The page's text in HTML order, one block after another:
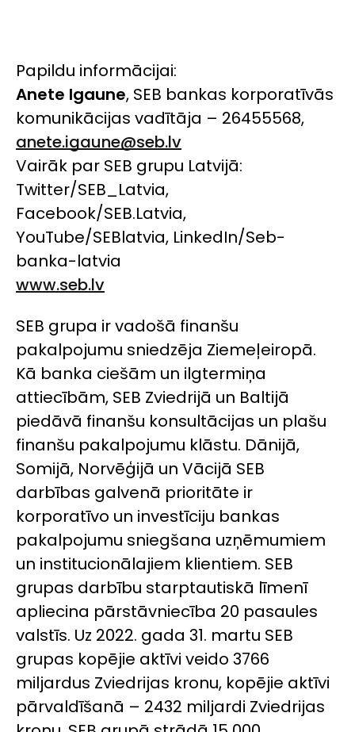
Papildu informācijai:
Anete Igaune, SEB bankas korporatīvās
komunikācijas vadītāja – 26455568,
anete.igaune@seb.lv
Vairāk par SEB grupu Latvijā:
Twitter/SEB_Latvia,
Facebook/SEB.Latvia,
YouTube/SEBlatvia, LinkedIn/Seb-
banka-latvia
www.seb.lv
SEB grupa ir vadošā finanšu
pakalpojumu sniedzēja Ziemeļeiropā.
Kā banka ciešām un ilgtermiņa
attiecībām, SEB Zviedrijā un Baltijā
piedāvā finanšu konsultācijas un plašu
finanšu pakalpojumu klāstu. Dānijā,
Somijā, Norvēģijā un Vācijā SEB
darbības galvenā prioritāte ir
korporatīvo un investīciju bankas
pakalpojumu sniegšana uzņēmumiem
un institucionālajiem klientiem. SEB
grupas darbību starptautiskā līmenī
apliecina pārstāvniecība 20 pasaules
valstīs. Uz 2022. gada 31. martu SEB
grupas kopējie aktīvi veido 3766
miljardus Zviedrijas kronu, kopējie aktīvi
pārvaldīšanā – 2432 miljardi Zviedrijas